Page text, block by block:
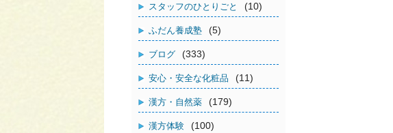
スタッフのひとりごと (10)
ふだん養成塾 (5)
ブログ (333)
安心・安全な化粧品 (11)
漢方・自然薬 (179)
漢方体験 (100)